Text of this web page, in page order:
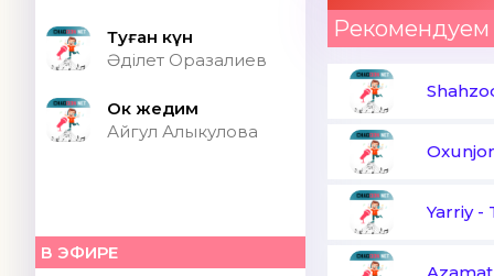
Туған күн
Әділет Оразалиев
Ок жедим
Айгул Алыкулова
В ЭФИРЕ
Рекомендуем
Yarriy-